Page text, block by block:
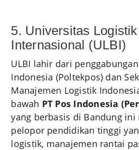
5. Universitas
Internasional (ULBI)
ULBI lahir dari
Indonesia (Poltekpos) dan
Manajemen Logistik
bawah PT Pos Indonesia
yang berbasis di Bandung ini
pelopor pendidikan tinggi
logistik, manajemen rantai